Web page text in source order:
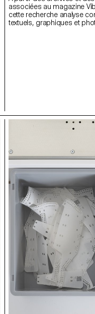
associées au magazine
cette recherche analyse
textuels, graphiques et